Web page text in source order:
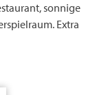
sonnige
Extra